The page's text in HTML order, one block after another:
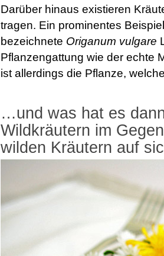
Darüber hinaus existieren
tragen. Ein prominentes
bezeichnete Origanum vulgare
Pflanzengattung wie der echte
ist allerdings die Pflanze,
…und was hat es
Wildkräutern im
wilden Kräutern auf